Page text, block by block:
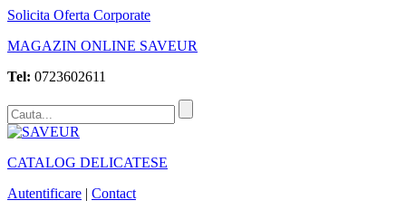
Solicita Oferta Corporate
MAGAZIN ONLINE SAVEUR
Tel: 0723602611
CATALOG DELICATESE
Autentificare | Contact